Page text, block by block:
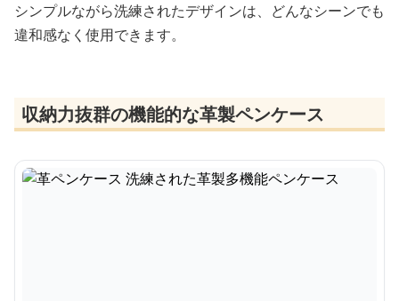
シンプルながら洗練されたデザインは、どんなシーンでも
違和感なく使用できます。
収納力抜群の機能的な革製ペンケース